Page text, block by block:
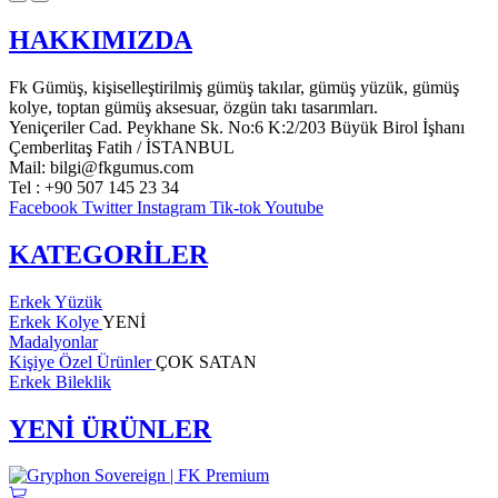
HAKKIMIZDA
Fk Gümüş, kişiselleştirilmiş gümüş takılar, gümüş yüzük, gümüş
kolye, toptan gümüş aksesuar, özgün takı tasarımları.
Yeniçeriler Cad. Peykhane Sk. No:6 K:2/203 Büyük Birol İşhanı
Çemberlitaş Fatih / İSTANBUL
Mail: bilgi@fkgumus.com
Tel : +90 507 145 23 34
Facebook Twitter Instagram Tik-tokYoutube
KATEGORİLER
Erkek Yüzük
Erkek KolyeYENİ
Madalyonlar
Kişiye Özel ÜrünlerÇOK SATAN
Erkek Bileklik
YENİ ÜRÜNLER